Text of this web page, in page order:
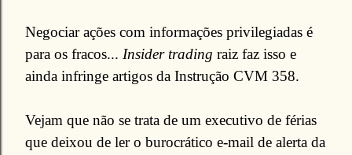
Negociar ações com informações privilegiadas é
para os fracos... Insider trading raiz faz isso e
ainda infringe artigos da Instrução CVM 358.
Vejam que não se trata de um executivo de férias
que deixou de ler o burocrático e-mail de alerta da